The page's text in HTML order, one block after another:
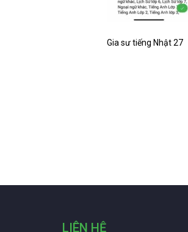
Gia sư tiếng Nhật 27
LIÊN HỆ